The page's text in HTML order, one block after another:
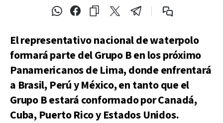
El representativo nacional de waterpolo
formará parte del Grupo B en los próximo
Panamericanos de Lima, donde enfrentará
a Brasil, Perú y México, en tanto que el
Grupo B estará conformado por Canadá,
Cuba, Puerto Rico y Estados Unidos.